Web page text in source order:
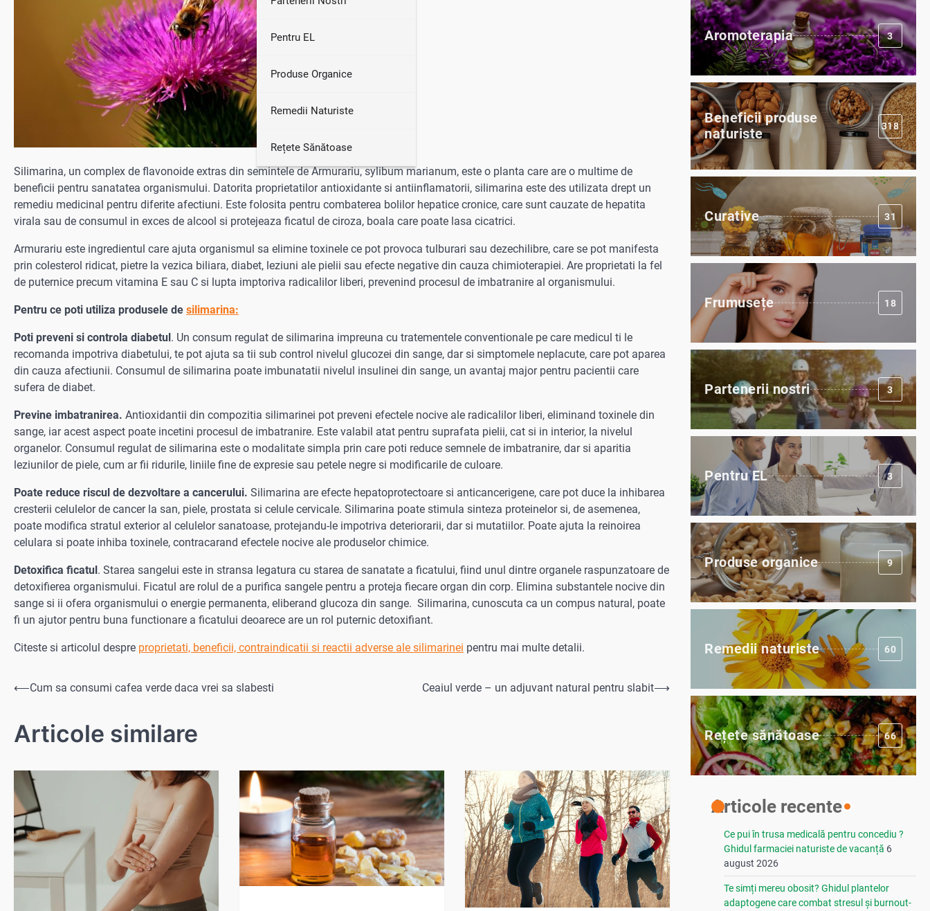
Pentru EL
Produse Organice
Remedii Naturiste
Rețete Sănătoase
Silimarina, un complex de flavonoide extras din semintele de Armurariu, sylibum marianum, este o planta care are o multime de
beneficii pentru sanatatea organismului. Datorita proprietatilor antioxidante si antiinflamatorii, silimarina este des utilizata drept un
remediu medicinal pentru diferite afectiuni. Este folosita pentru combaterea bolilor hepatice cronice, care sunt cauzate de hepatita
virala sau de consumul in exces de alcool si protejeaza ficatul de ciroza, boala care poate lasa cicatrici.
Armurariu este ingredientul care ajuta organismul sa elimine toxinele ce pot provoca tulburari sau dezechilibre, care se pot manifesta
prin colesterol ridicat, pietre la vezica biliara, diabet, leziuni ale pielii sau efecte negative din cauza chimioterapiei. Are proprietati la fel
de puternice precum vitamina E sau C si lupta imptoriva radicalilor liberi, prevenind procesul de imbatranire al organismului.
Pentru ce poti utiliza produsele de silimarina:
Poti preveni si controla diabetul. Un consum regulat de silimarina impreuna cu tratementele conventionale pe care medicul ti le
recomanda impotriva diabetului, te pot ajuta sa tii sub control nivelul glucozei din sange, dar si simptomele neplacute, care pot aparea
din cauza afectiunii. Consumul de silimarina poate imbunatatii nivelul insulinei din sange, un avantaj major pentru pacientii care
sufera de diabet.
Previne imbatranirea. Antioxidantii din compozitia silimarinei pot preveni efectele nocive ale radicalilor liberi, eliminand toxinele din
sange, iar acest aspect poate incetini procesul de imbatranire. Este valabil atat pentru suprafata pielii, cat si in interior, la nivelul
organelor. Consumul regulat de silimarina este o modalitate simpla prin care poti reduce semnele de imbatranire, dar si aparitia
leziunilor de piele, cum ar fii ridurile, liniile fine de expresie sau petele negre si modificarile de culoare.
Poate reduce riscul de dezvoltare a cancerului. Silimarina are efecte hepatoprotectoare si anticancerigene, care pot duce la inhibarea
cresterii celulelor de cancer la san, piele, prostata si celule cervicale. Silimarina poate stimula sinteza proteinelor si, de asemenea,
poate modifica stratul exterior al celulelor sanatoase, protejandu-le impotriva deteriorarii, dar si mutatiilor. Poate ajuta la reinoirea
celulara si poate inhiba toxinele, contracarand efectele nocive ale produselor chimice.
Detoxifica ficatul. Starea sangelui este in stransa legatura cu starea de sanatate a ficatului, fiind unul dintre organele raspunzatoare de
detoxifierea organismului. Ficatul are rolul de a purifica sangele pentru a proteja fiecare organ din corp. Elimina substantele nocive din
sange si ii ofera organismului o energie permanenta, eliberand glucoza din sange. Silimarina, cunoscuta ca un compus natural, poate
fi un ajutor pentru buna functionare a ficatului deoarece are un rol puternic detoxifiant.
Citeste si articolul despre proprietati, beneficii, contraindicatii si reactii adverse ale silimarinei pentru mai multe detalii.
Navigare
articole
⟵Cum sa consumi cafea verde daca vrei sa slabesti Ceaiul verde – un adjuvant natural pentru slabit⟶
Articole similare
Aromoterapia 3
Beneficii produse
naturiste
318
Curative 31
Frumusețe 18
Partenerii nostri 3
Pentru EL 3
Produse organice 9
Remedii naturiste 60
Rețete sănătoase 66
Articole recente
Ce pui în trusa medicală pentru concediu ?
Ghidul farmaciei naturiste de vacanță 6
august 2026
Te simți mereu obosit? Ghidul plantelor
adaptogene care combat stresul și burnout-